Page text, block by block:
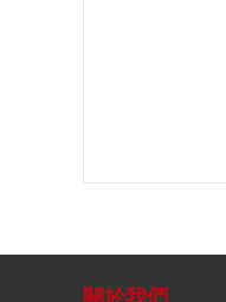
關於我們